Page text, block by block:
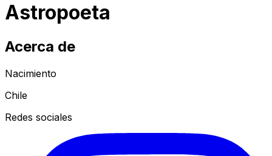
Astropoeta
Acerca de
Nacimiento
Chile
Redes sociales